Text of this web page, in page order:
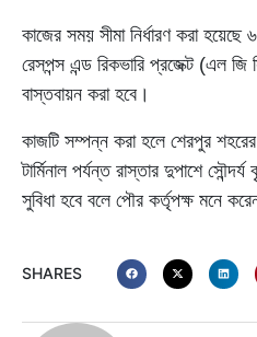
কাজের সময় সীমা নির্ধারণ করা
রেসপন্স এন্ড রিকভারি প্রজেক্ট (এল
বাস্তবায়ন করা হবে।
কাজটি সম্পন্ন করা হলে শেরপুর
টার্মিনাল পর্যন্ত রাস্তার দুপাশে
সুবিধা হবে বলে পৌর কর্তৃপক্ষ মনে
SHARES